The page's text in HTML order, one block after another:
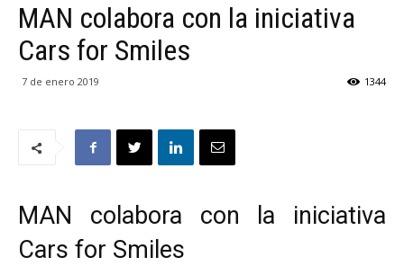
MAN colabora con la iniciativa
Cars for Smiles
7 de enero 2019 1344
MAN colabora con la iniciativa
Cars for Smiles